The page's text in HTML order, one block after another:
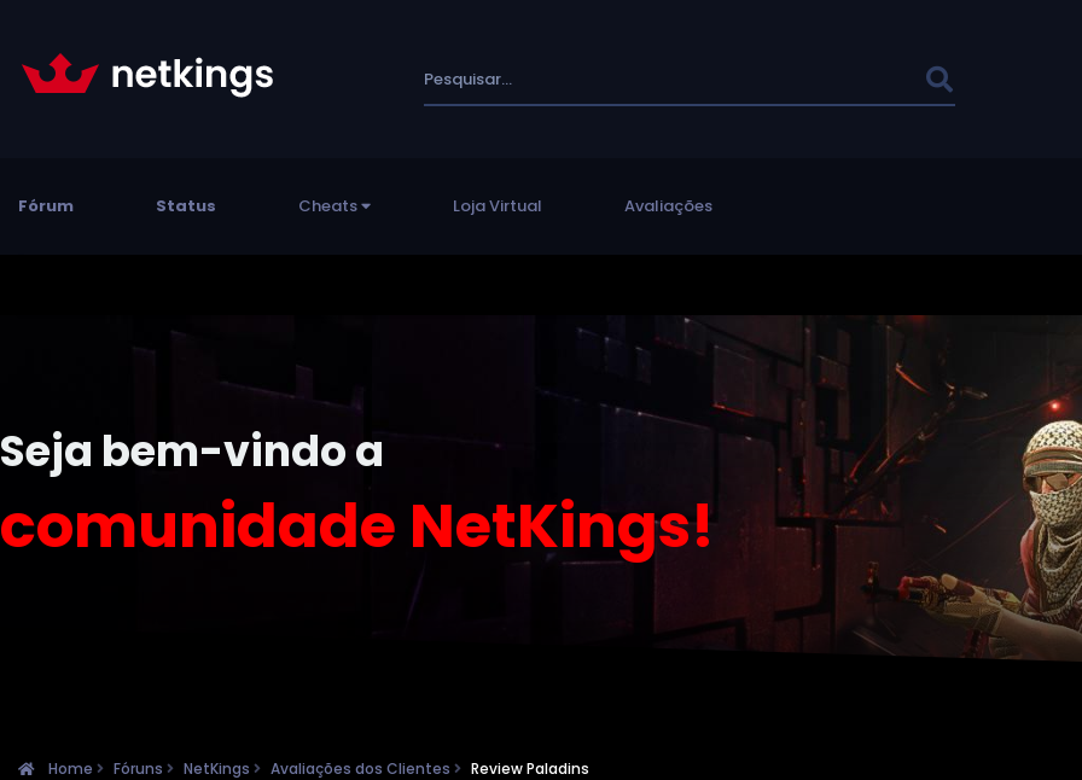
Fórum Status Cheats Loja Virtual Avaliações
Seja bem-vindo a
comunidade NetKings!
Home Fóruns NetKings Avaliações dos Clientes Review Paladins